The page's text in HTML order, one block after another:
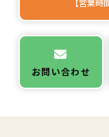
【営業
お問い合わせ